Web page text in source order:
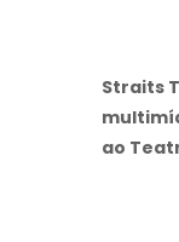
Straits
ao